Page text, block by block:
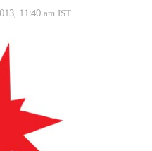
11:40 am IST